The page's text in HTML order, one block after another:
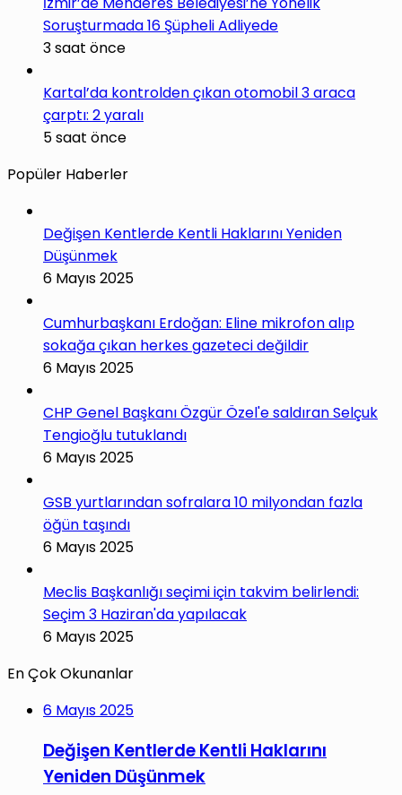
Soruşturmada 16 Şüpheli Adliyede
3 saat önce
Kartal’da kontrolden çıkan otomobil 3 araca
çarptı: 2 yaralı
5 saat önce
Popüler Haberler
Değişen Kentlerde Kentli Haklarını Yeniden
Düşünmek
6 Mayıs 2025
Cumhurbaşkanı Erdoğan: Eline mikrofon alıp
sokağa çıkan herkes gazeteci değildir
6 Mayıs 2025
CHP Genel Başkanı Özgür Özel'e saldıran Selçuk
Tengioğlu tutuklandı
6 Mayıs 2025
GSB yurtlarından sofralara 10 milyondan fazla
öğün taşındı
6 Mayıs 2025
Meclis Başkanlığı seçimi için takvim belirlendi:
Seçim 3 Haziran'da yapılacak
6 Mayıs 2025
En Çok Okunanlar
6 Mayıs 2025
Değişen Kentlerde Kentli Haklarını
Yeniden Düşünmek